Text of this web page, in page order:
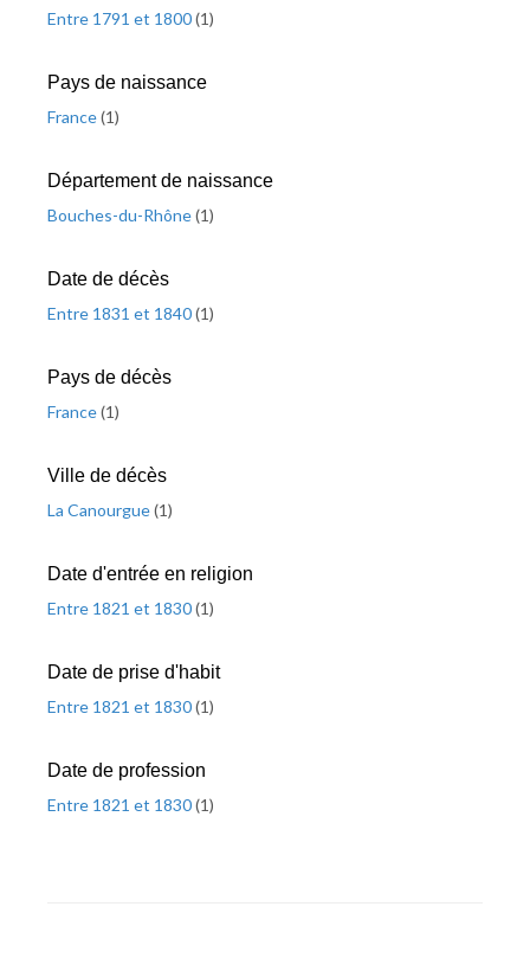
Entre 1791 et 1800(1)
Pays de naissance
France(1)
Département de naissance
Bouches-du-Rhône(1)
Date de décès
Entre 1831 et 1840(1)
Pays de décès
France(1)
Ville de décès
La Canourgue(1)
Date d'entrée en religion
Entre 1821 et 1830(1)
Date de prise d'habit
Entre 1821 et 1830(1)
Date de profession
Entre 1821 et 1830(1)